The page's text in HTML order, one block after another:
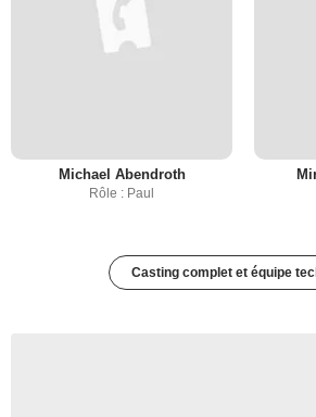
Michael Abendroth
Rôle : Paul
Casting complet et équipe